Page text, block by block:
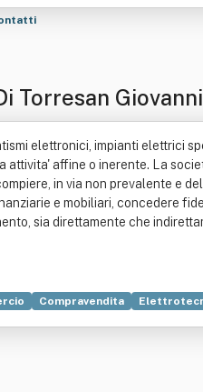
Torresan
elettronici, impianti elettrici
attivita' affine o inerente. La
in via non prevalente e
e mobiliari, concedere
sia direttamente che
Compravendita